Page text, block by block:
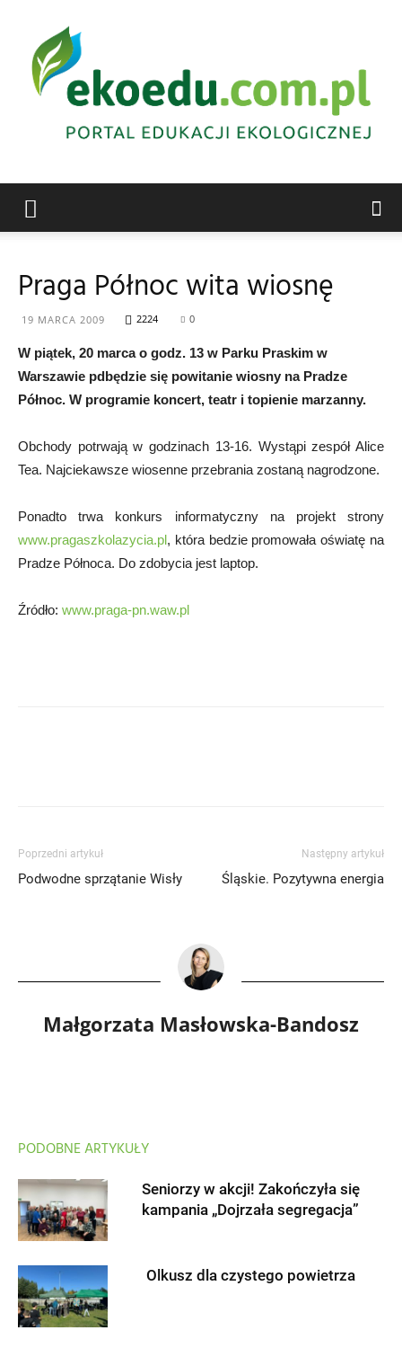
Abrys
Praga Północ wita wiosnę
19 MARCA 2009 2224 0
W piątek, 20 marca o godz. 13 w Parku Praskim w
Warszawie pdbędzie się powitanie wiosny na Pradze
Północ. W programie koncert, teatr i topienie marzanny.
Obchody potrwają w godzinach 13-16. Wystąpi zespół Alice
Tea. Najciekawsze wiosenne przebrania zostaną nagrodzone.
Ponadto trwa konkurs informatyczny na projekt strony
www.pragaszkolazycia.pl, która bedzie promowała oświatę na
Pradze Północa. Do zdobycia jest laptop.
Źródło: www.praga-pn.waw.pl
Poprzedni artykuł
Podwodne sprzątanie Wisły
Następny artykuł
Śląskie. Pozytywna energia
Małgorzata Masłowska-Bandosz
PODOBNE ARTYKUŁY
Seniorzy w akcji! Zakończyła się
kampania „Dojrzała segregacja”
Olkusz dla czystego powietrza